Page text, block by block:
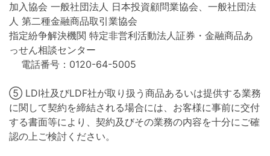
加入協会 一般社団法人 日本投資顧問業協会、一般社団法
人 第二種金融商品取引業協会
指定紛争解決機関 特定非営利活動法人証券・金融商品あ
っせん相談センター
電話番号：0120-64-5005
⑤ LDI社及びLDF社が取り扱う商品あるいは提供する業務
に関して契約を締結される場合には、お客様に事前に交付
する書面等により、契約及びその業務の内容を十分にご確
認の上ご検討ください。